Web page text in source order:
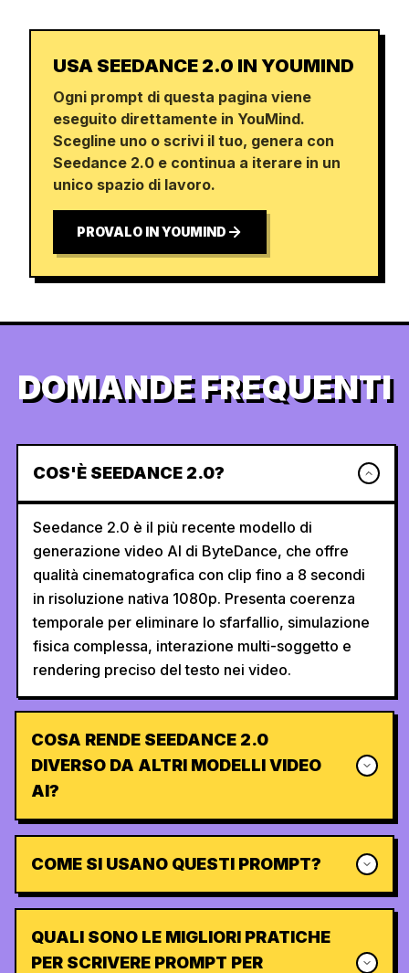
USA SEEDANCE 2.0 IN YOUMIND
Ogni prompt di questa pagina viene
eseguito direttamente in YouMind.
Scegline uno o scrivi il tuo, genera con
Seedance 2.0 e continua a iterare in un
unico spazio di lavoro.
PROVALO IN YOUMIND
DOMANDE FREQUENTI
COS'È SEEDANCE 2.0?
Seedance 2.0 è il più recente modello di
generazione video AI di ByteDance, che offre
qualità cinematografica con clip fino a 8 secondi
in risoluzione nativa 1080p. Presenta coerenza
temporale per eliminare lo sfarfallio, simulazione
fisica complessa, interazione multi-soggetto e
rendering preciso del testo nei video.
COSA RENDE SEEDANCE 2.0
DIVERSO DA ALTRI MODELLI VIDEO
AI?
COME SI USANO QUESTI PROMPT?
QUALI SONO LE MIGLIORI PRATICHE
PER SCRIVERE PROMPT PER